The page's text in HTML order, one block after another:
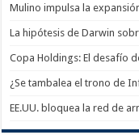
Mulino impulsa la
La hipótesis de Darwin
Copa Holdings: El desafío
¿Se tambalea el trono de
EE.UU. bloquea la red de